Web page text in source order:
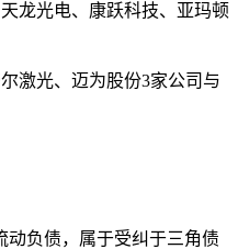
龙光电、康跃科技、亚玛顿
激光、迈为股份3家公司与
负债，属于受纠于三角债